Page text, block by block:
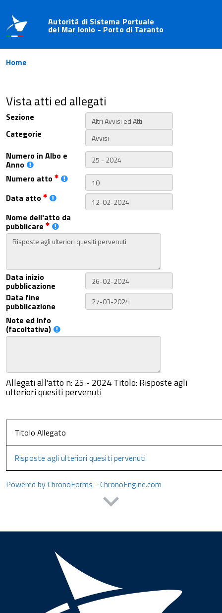
Autorità di Sistema Portuale
del Mar Ionio - Porto di Taranto
Home
Vista atti ed allegati
Sezione
Categorie
Numero in Albo e
Anno
Numero atto
Data atto
Nome dell'atto da
pubblicare
Data inizio
pubblicazione
Data fine
pubblicazione
Note ed Info
(facoltativa)
Allegati all'atto n: 25 - 2024 Titolo: Risposte agli
ulteriori quesiti pervenuti
Titolo Allegato
Risposte agli ulteriori quesiti pervenuti
Powered by ChronoForms - ChronoEngine.com